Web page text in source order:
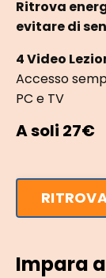
Ritrova
evitare di
4 Video
Accesso
PC e TV
A soli 27€
Impara